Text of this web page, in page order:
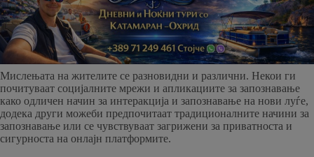
Мислењата на жителите се разновидни и различни. Некои ги
почитуваат социјалните мрежи и апликациите за запознавање
како одличен начин за интеракција и запознавање на нови луѓе,
додека други можеби предпочитаат традиционалните начини за
запознавање или се чувствуваат загрижени за приватноста и
сигурноста на онлајн платформите.